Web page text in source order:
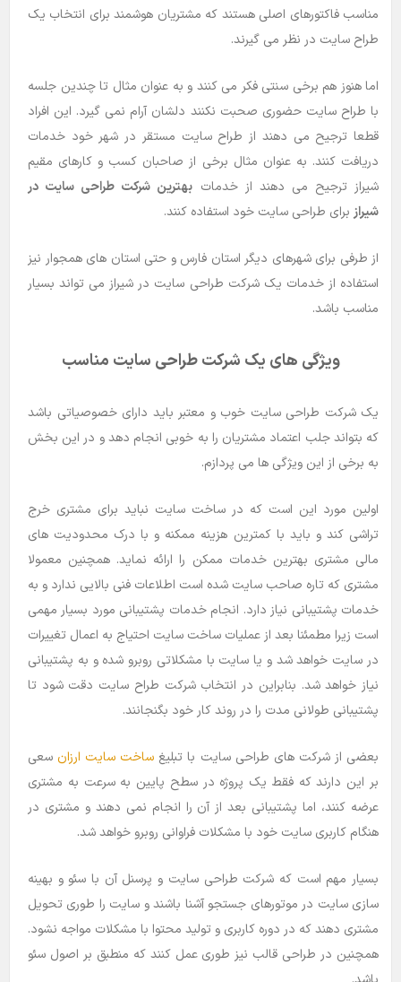
مناسب فاکتورهای اصلی هستند که مشتریان هوشمند برای انتخاب یک
طراح سایت در نظر می گیرند.
اما هنوز هم برخی سنتی فکر می کنند و به عنوان مثال تا چندین جلسه
با طراح سایت حضوری صحبت نکنند دلشان آرام نمی گیرد. این افراد
قطعا ترجیح می دهند از طراح سایت مستقر در شهر خود خدمات
دریافت کنند. به عنوان مثال برخی از صاحبان کسب و کارهای مقیم
شیراز ترجیح می دهند از خدمات بهترین شرکت طراحی سایت در
شیراز برای طراحی سایت خود استفاده کنند.
از طرفی برای شهرهای دیگر استان فارس و حتی استان های همجوار نیز
استفاده از خدمات یک شرکت طراحی سایت در شیراز می تواند بسیار
مناسب باشد.
ویژگی های یک شرکت طراحی سایت مناسب
یک شرکت طراحی سایت خوب و معتبر باید دارای خصوصیاتی باشد
که بتواند جلب اعتماد مشتریان را به خوبی انجام دهد و در این بخش
به برخی از این ویژگی ها می پردازم.
اولین مورد این است که در ساخت سایت نباید برای مشتری خرج
تراشی کند و باید با کمترین هزینه ممکنه و با درک محدودیت های
مالی مشتری بهترین خدمات ممکن را ارائه نماید. همچنین معمولا
مشتری که تاره صاحب سایت شده است اطلاعات فنی بالایی ندارد و به
خدمات پشتیبانی نیاز دارد. انجام خدمات پشتیبانی مورد بسیار مهمی
است زیرا مطمئنا بعد از عملیات ساخت سایت احتیاج به اعمال تغییرات
در سایت خواهد شد و یا سایت با مشکلاتی روبرو شده و به پشتیبانی
نیاز خواهد شد. بنابراین در انتخاب شرکت طراح سایت دقت شود تا
پشتیبانی طولانی مدت را در روند کار خود بگنجانند.
بعضی از شرکت های طراحی سایت با تبلیغ ساخت سایت ارزانسعی
بر این دارند که فقط یک پروژه در سطح پایین به سرعت به مشتری
عرضه کنند، اما پشتیبانی بعد از آن را انجام نمی دهند و مشتری در
هنگام کاربری سایت خود با مشکلات فراوانی روبرو خواهد شد.
بسیار مهم است که شرکت طراحی سایت و پرسنل آن با سئو و بهینه
سازی سایت در موتورهای جستجو آشنا باشند و سایت را طوری تحویل
مشتری دهند که در دوره کاربری و تولید محتوا با مشکلات مواجه نشود.
همچنین در طراحی قالب نیز طوری عمل کنند که منطبق بر اصول سئو